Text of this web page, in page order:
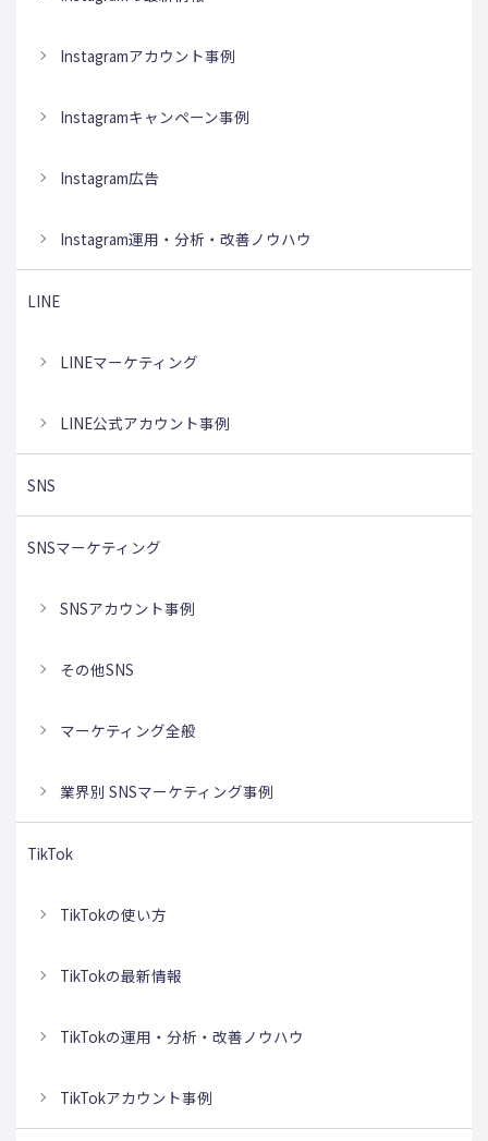
Instagramアカウント事例
Instagramキャンペーン事例
Instagram広告
Instagram運用・分析・改善ノウハウ
LINE
LINEマーケティング
LINE公式アカウント事例
SNS
SNSマーケティング
SNSアカウント事例
その他SNS
マーケティング全般
業界別 SNSマーケティング事例
TikTok
TikTokの使い方
TikTokの最新情報
TikTokの運用・分析・改善ノウハウ
TikTokアカウント事例